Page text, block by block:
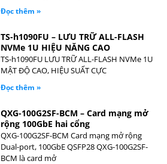
Đọc thêm »
TS-h1090FU – LƯU TRỮ ALL-FLASH
NVMe 1U HIỆU NĂNG CAO
TS-h1090FU LƯU TRỮ ALL-FLASH NVMe 1U
MẬT ĐỘ CAO, HIỆU SUẤT CỰC
Đọc thêm »
QXG-100G2SF-BCM – Card mạng mở
rộng 100GbE hai cổng
QXG-100G2SF-BCM Card mạng mở rộng
Dual-port, 100GbE QSFP28 QXG-100G2SF-
BCM là card mở